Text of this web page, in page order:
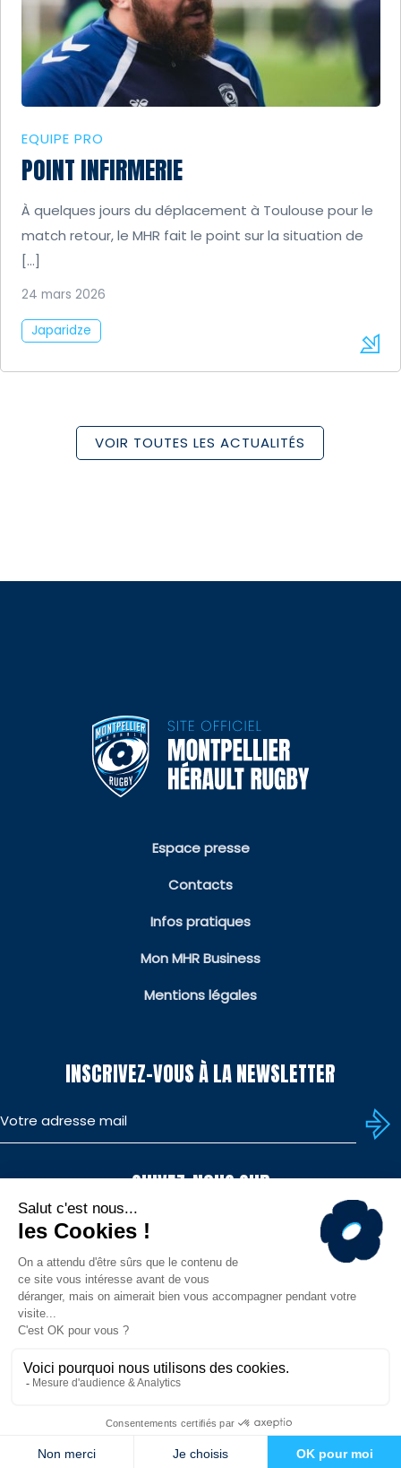
EQUIPE PRO
POINT INFIRMERIE
À quelques jours du déplacement à Toulouse pour le
match retour, le MHR fait le point sur la situation de
[…]
24 mars 2026
Japaridze
VOIR TOUTES LES ACTUALITÉS
Espace presse
Contacts
Infos pratiques
Mon MHR Business
Mentions légales
INSCRIVEZ-VOUS À LA NEWSLETTER
SUIVEZ-NOUS SUR
TÉLÉCHARGEZ L'APP
© MHR - Site officiel - Tous droits réservés